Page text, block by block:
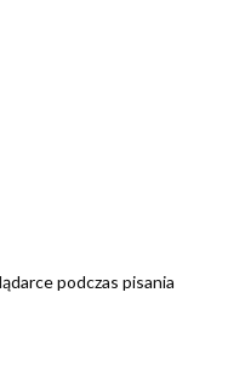
podczas pisania